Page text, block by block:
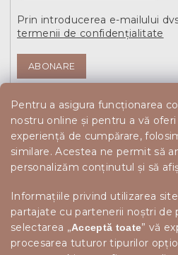
Pentru a asigura funcționarea
nostru online și pentru a vă
experiență de cumpărare,
similare. Acestea ne permit să
personalizăm conținutul și să
Informațiile privind utilizarea
partajate cu partenerii noștri de
selectarea „Acceptă toate” vă
procesarea tuturor tipurilor
Prin introducerea e-mailului
termenii de confidențialitate
ABONARE